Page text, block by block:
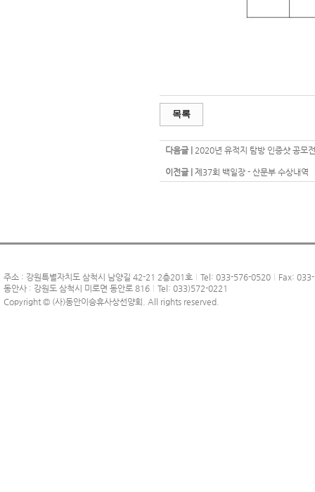
목록
다음글 | 2020년 유적지 탐방 인증샷 공모
이전글 | 제37회 백일장 - 산문부 수상내역
주소 : 강원특별자치도 삼척시 남양길 42-21 2층201호 Tel: 033-576-0520
Fax:
동안사 : 강원도 삼척시 미로면 동안로 816
Tel: 033)572-0221
Copyright © (사)동안이승휴사상선양회. All rights reserved.